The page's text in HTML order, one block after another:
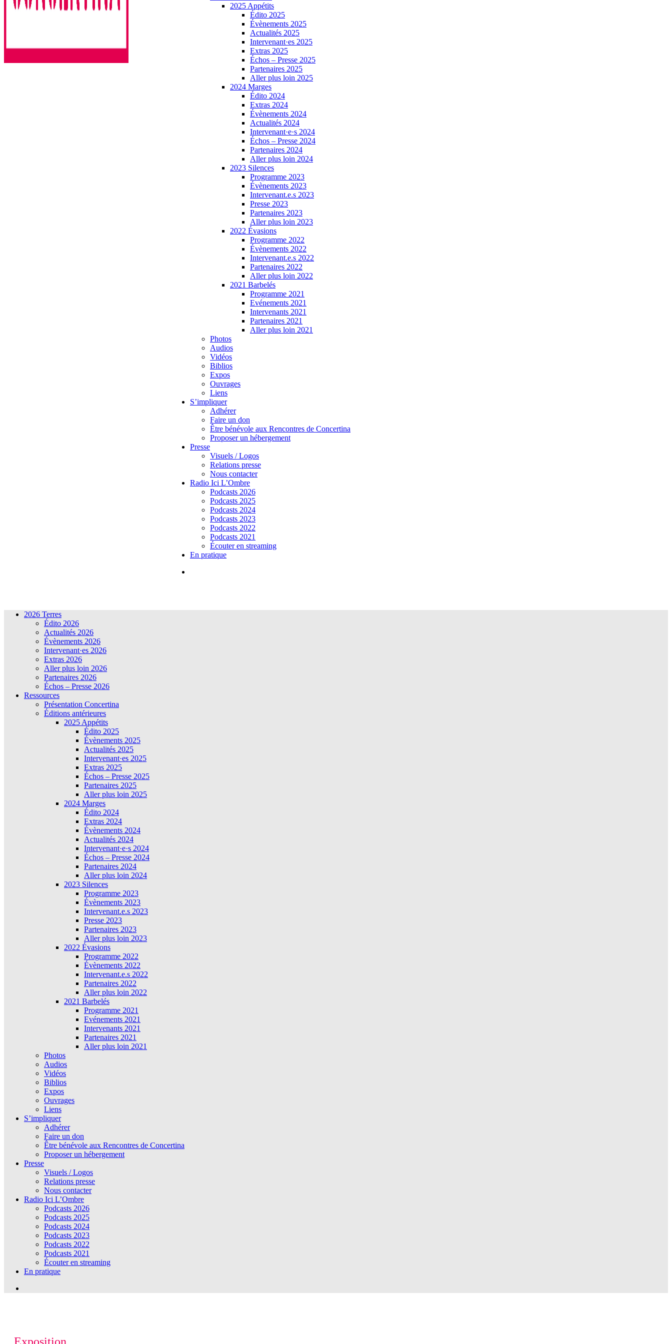
2025 Appétits
Édito 2025
Évènements 2025
Actualités 2025
Intervenant·es 2025
Extras 2025
Échos – Presse 2025
Partenaires 2025
Aller plus loin 2025
2024 Marges
Édito 2024
Extras 2024
Évènements 2024
Actualités 2024
Intervenant·e·s 2024
Échos – Presse 2024
Partenaires 2024
Aller plus loin 2024
2023 Silences
Programme 2023
Évènements 2023
Intervenant.e.s 2023
Presse 2023
Partenaires 2023
Aller plus loin 2023
2022 Évasions
Programme 2022
Évènements 2022
Intervenant.e.s 2022
Partenaires 2022
Aller plus loin 2022
2021 Barbelés
Programme 2021
Evénements 2021
Intervenants 2021
Partenaires 2021
Aller plus loin 2021
Photos
Audios
Vidéos
Biblios
Expos
Ouvrages
Liens
S’impliquer
Adhérer
Faire un don
Être bénévole aux Rencontres de Concertina
Proposer un hébergement
Presse
Visuels / Logos
Relations presse
Nous contacter
Radio Ici L’Ombre
Podcasts 2026
Podcasts 2025
Podcasts 2024
Podcasts 2023
Podcasts 2022
Podcasts 2021
Écouter en streaming
En pratique
2026 Terres
Édito 2026
Actualités 2026
Évènements 2026
Intervenant·es 2026
Extras 2026
Aller plus loin 2026
Partenaires 2026
Échos – Presse 2026
Ressources
Présentation Concertina
Éditions antérieures
2025 Appétits
Édito 2025
Évènements 2025
Actualités 2025
Intervenant·es 2025
Extras 2025
Échos – Presse 2025
Partenaires 2025
Aller plus loin 2025
2024 Marges
Édito 2024
Extras 2024
Évènements 2024
Actualités 2024
Intervenant·e·s 2024
Échos – Presse 2024
Partenaires 2024
Aller plus loin 2024
2023 Silences
Programme 2023
Évènements 2023
Intervenant.e.s 2023
Presse 2023
Partenaires 2023
Aller plus loin 2023
2022 Évasions
Programme 2022
Évènements 2022
Intervenant.e.s 2022
Partenaires 2022
Aller plus loin 2022
2021 Barbelés
Programme 2021
Evénements 2021
Intervenants 2021
Partenaires 2021
Aller plus loin 2021
Photos
Audios
Vidéos
Biblios
Expos
Ouvrages
Liens
S’impliquer
Adhérer
Faire un don
Être bénévole aux Rencontres de Concertina
Proposer un hébergement
Presse
Visuels / Logos
Relations presse
Nous contacter
Radio Ici L’Ombre
Podcasts 2026
Podcasts 2025
Podcasts 2024
Podcasts 2023
Podcasts 2022
Podcasts 2021
Écouter en streaming
En pratique